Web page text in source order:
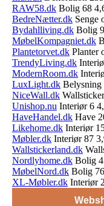
RAW58.dk Bolig 68
BedreNætter.dk Senge
Bydahlliving.dk Bolig
MøbelKompagniet.dk
Plantetorvet.dk Planter
TrendyLiving.dk
ModernRoom.dk
LuxLight.dk Belysning
NiceWall.dk
Unishop.nu Interiør 6
HaveHandel.dk Have
Likehome.dk Interiør
Møbler.dk Interiør 87
Wallstickerland.dk
Nordlyhome.dk Bolig
MøbelNord.dk Bolig
XL-Møbler.dk Interiør